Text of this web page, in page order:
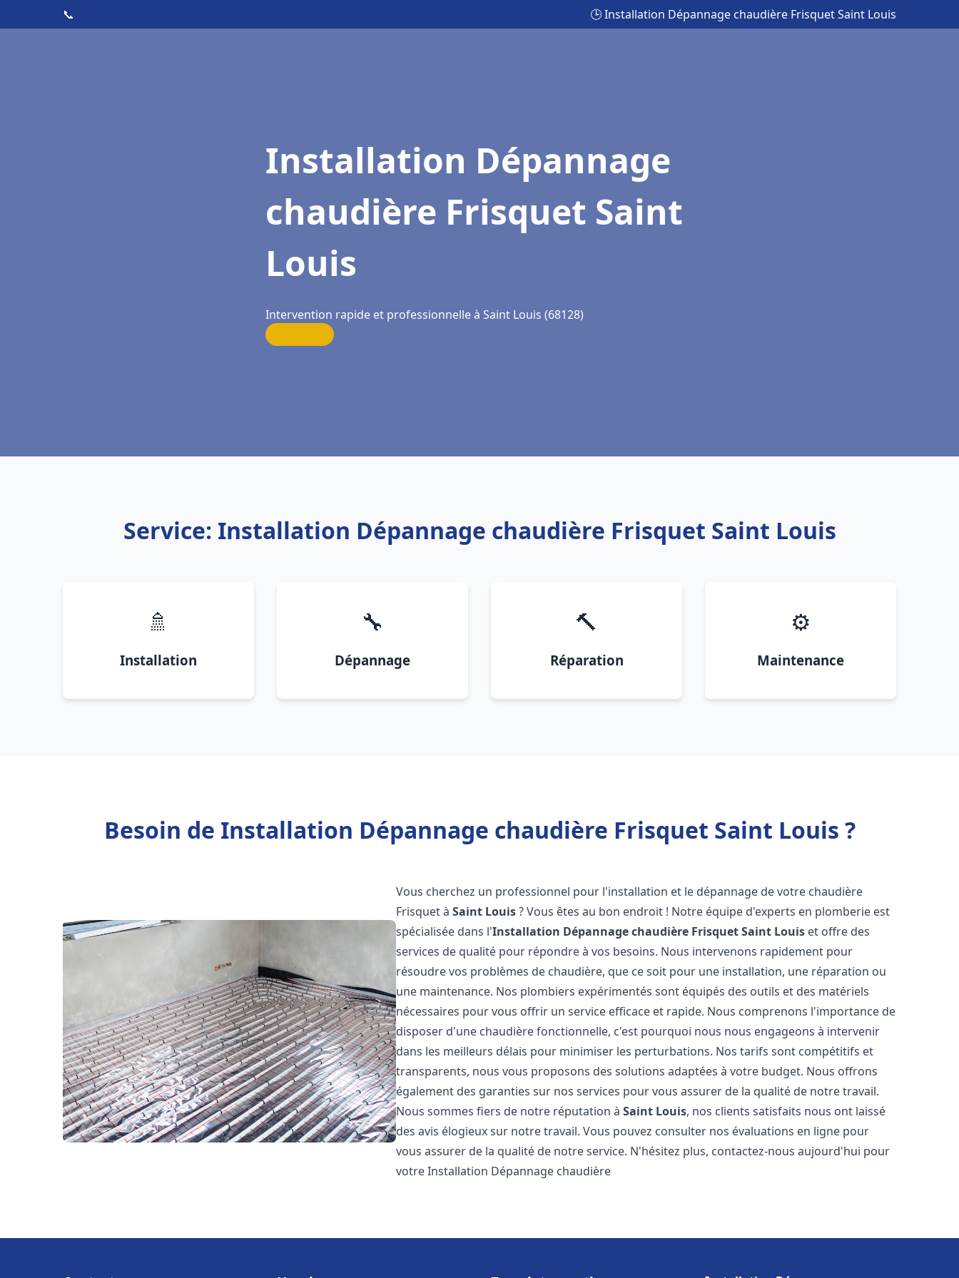
📞 🕒 Installation Dépannage chaudière Frisquet Saint Louis
Installation Dépannage
chaudière Frisquet Saint
Louis
Intervention rapide et professionnelle à Saint Louis (68128)
Service: Installation Dépannage chaudière Frisquet Saint Louis
🚿
Installation
🔧
Dépannage
🔨
Réparation
⚙️
Maintenance
Besoin de Installation Dépannage chaudière Frisquet Saint Louis ?
Vous cherchez un professionnel pour l'installation et le dépannage de votre chaudière
Frisquet àSaint Louis? Vous êtes au bon endroit ! Notre équipe d'experts en plomberie est
spécialisée dans l'Installation Dépannage chaudière FrisquetSaint Louis et offre des
services de qualité pour répondre à vos besoins. Nous intervenons rapidement pour
résoudre vos problèmes de chaudière, que ce soit pour une installation, une réparation ou
une maintenance. Nos plombiers expérimentés sont équipés des outils et des matériels
nécessaires pour vous offrir un service efficace et rapide. Nous comprenons l'importance de
disposer d'une chaudière fonctionnelle, c'est pourquoi nous nous engageons à intervenir
dans les meilleurs délais pour minimiser les perturbations. Nos tarifs sont compétitifs et
transparents, nous vous proposons des solutions adaptées à votre budget. Nous offrons
également des garanties sur nos services pour vous assurer de la qualité de notre travail.
Nous sommes fiers de notre réputation àSaint Louis, nos clients satisfaits nous ont laissé
des avis élogieux sur notre travail. Vous pouvez consulter nos évaluations en ligne pour
vous assurer de la qualité de notre service. N'hésitez plus, contactez-nous aujourd'hui pour
votre Installation Dépannage chaudière